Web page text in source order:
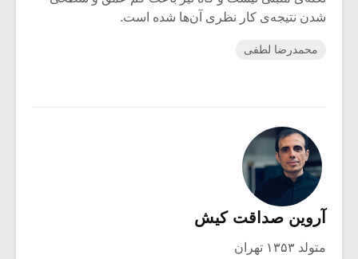
شدن نتیجه‌ی کار نظری آن‌ها شده است.
محمدرضا لطفی
آروین صداقت کیش
متولد ۱۳۵۳ تهران